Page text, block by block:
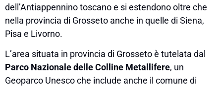
dell’Antiappennino toscano e si estendono oltre che
nella provincia di Grosseto anche in quelle di Siena,
Pisa e Livorno.
L’area situata in provincia di Grosseto è tutelata dal
Parco Nazionale delle Colline Metallifere, un
Geoparco Unesco che include anche il comune di